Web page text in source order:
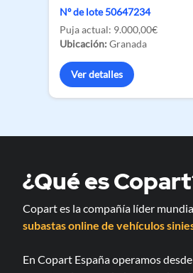
Nº de lote 50647234
Puja actual: 9.000,00€
Ubicación: Granada
Ver detalles
¿Qué es
Copart es la compañía líder
subastas online de vehículos
En Copart España operamos